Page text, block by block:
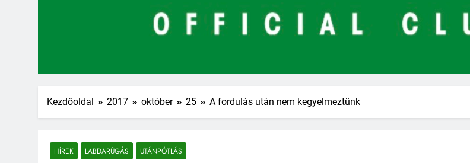
Kezdőoldal 2017 október 25 A fordulás után nem kegyelmeztünk
HÍREK LABDARÚGÁS UTÁNPÓTLÁS